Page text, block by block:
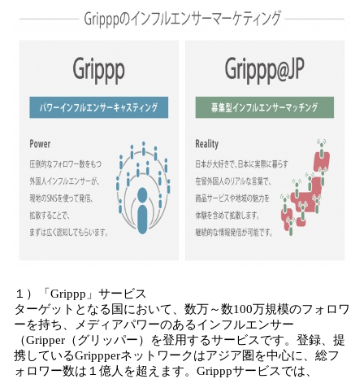
１）「Grippp」サービス
ターゲットとなる国において、数万～数100万規模のフォロワ
ーを持ち、メディアパワーのあるインフルエンサー
（Gripper（グリッパー）を登用するサービスです。登録、提
携しているGrippperネットワークはアジア圏を中心に、総フ
ォロワー数は１億人を超えます。Gripppサービスでは、